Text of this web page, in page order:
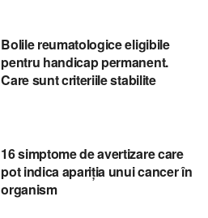
Bolile reumatologice eligibile
pentru handicap permanent.
Care sunt criteriile stabilite
16 simptome de avertizare care
pot indica apariția unui cancer în
organism